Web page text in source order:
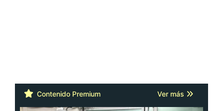
Contenido Premium Ver más